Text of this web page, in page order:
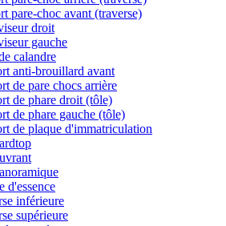
pare-choc avant (traverse)
droit
gauche
calandre
anti-brouillard avant
de pare chocs arrière
de phare droit (tôle)
de phare gauche (tôle)
de plaque d'immatriculation
d'essence
inférieure
supérieure